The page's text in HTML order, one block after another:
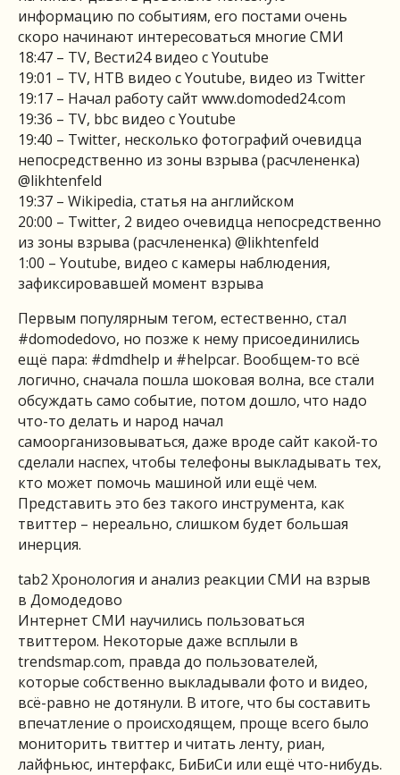
информацию по событиям, его постами очень
скоро начинают интересоваться многие СМИ
18:47 – TV, Вести24 видео с Youtube
19:01 – TV, НТВ видео с Youtube, видео из Twitter
19:17 – Начал работу сайт www.domoded24.com
19:36 – TV, bbc видео с Youtube
19:40 – Twitter, несколько фотографий очевидца
непосредственно из зоны взрыва (расчлененка)
@likhtenfeld
19:37 – Wikipedia, статья на английском
20:00 – Twitter, 2 видео очевидца непосредственно
из зоны взрыва (расчлененка) @likhtenfeld
1:00 – Youtube, видео с камеры наблюдения,
зафиксировавшей момент взрыва
Первым популярным тегом, естественно, стал
#domodedovo, но позже к нему присоединились
ещё пара: #dmdhelp и #helpcar. Вообщем-то всё
логично, сначала пошла шоковая волна, все стали
обсуждать само событие, потом дошло, что надо
что-то делать и народ начал
самоорганизовываться, даже вроде сайт какой-то
сделали наспех, чтобы телефоны выкладывать тех,
кто может помочь машиной или ещё чем.
Представить это без такого инструмента, как
твиттер – нереально, слишком будет большая
инерция.
tab2 Хронология и анализ реакции СМИ на взрыв
в Домодедово
Интернет СМИ научились пользоваться
твиттером. Некоторые даже всплыли в
trendsmap.com, правда до пользователей,
которые собственно выкладывали фото и видео,
всё-равно не дотянули. В итоге, что бы составить
впечатление о происходящем, проще всего было
мониторить твиттер и читать ленту, риан,
лайфньюс, интерфакс, БиБиСи или ещё что-нибудь.